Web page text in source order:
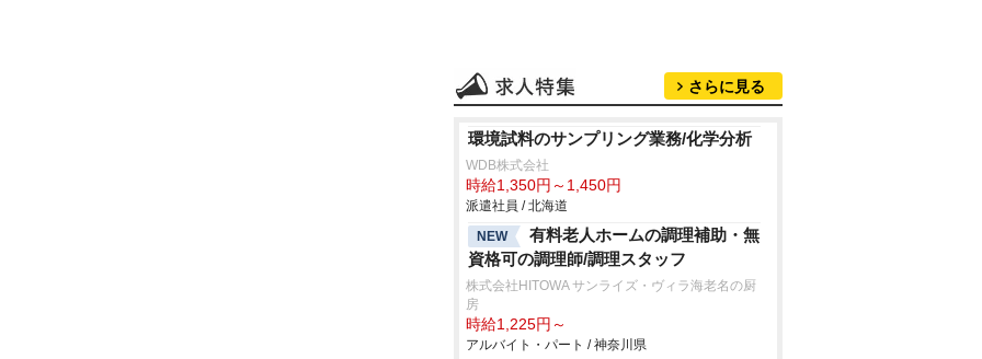
さらに見る
環境試料のサンプリング業務/化学分析
WDB株式会社
時給1,350円～1,450円
派遣社員 / 北海道
NEW
有料老人ホームの調理補助・無
資格可の調理師/調理スタッフ
株式会社HITOWA サンライズ・ヴィラ海老名の厨
房
時給1,225円～
アルバイト・パート / 神奈川県